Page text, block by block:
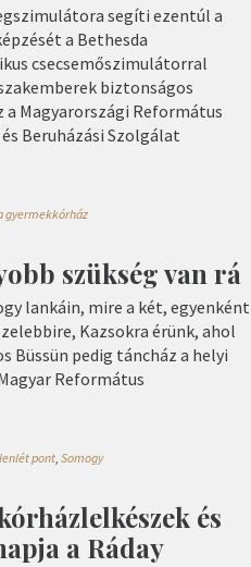
segíti ezentúl a
a Bethesda
csecsemőszimulátorral
biztonságos
Magyarországi Református
Beruházási Szolgálat
gyermekkórház
szükség van rá
lankáin, mire a két, egyenként
Kazsokra érünk, ahol
Büssün pedig táncház a helyi
Református
pont, Somogy
és
a Ráday